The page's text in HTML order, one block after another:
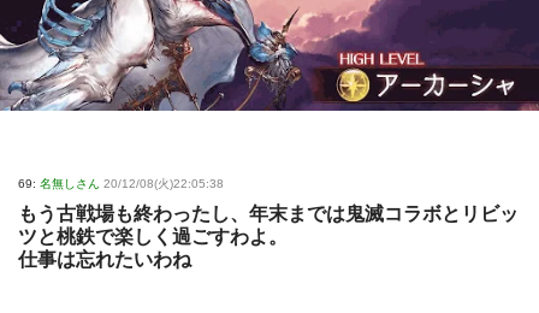
69: 名無しさん 20/12/08(火)22:05:38
もう古戦場も終わったし、年末までは鬼滅コラボとリビッ
ツと桃鉄で楽しく過ごすわよ。
仕事は忘れたいわね